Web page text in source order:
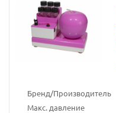
Бренд/Производитель
Макс. давление